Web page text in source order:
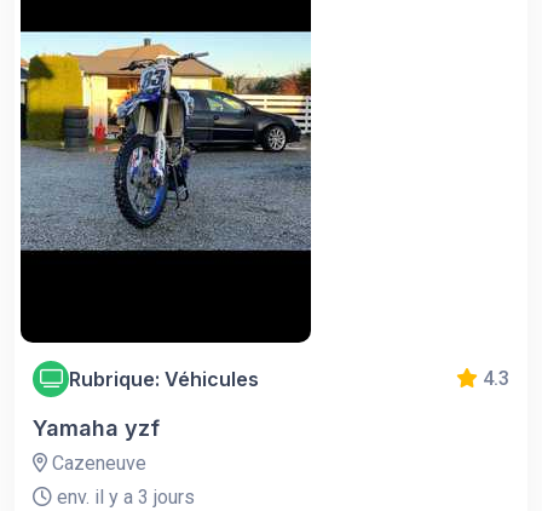
Rubrique: Véhicules 4.3
Yamaha yzf
Cazeneuve
env. il y a 3 jours